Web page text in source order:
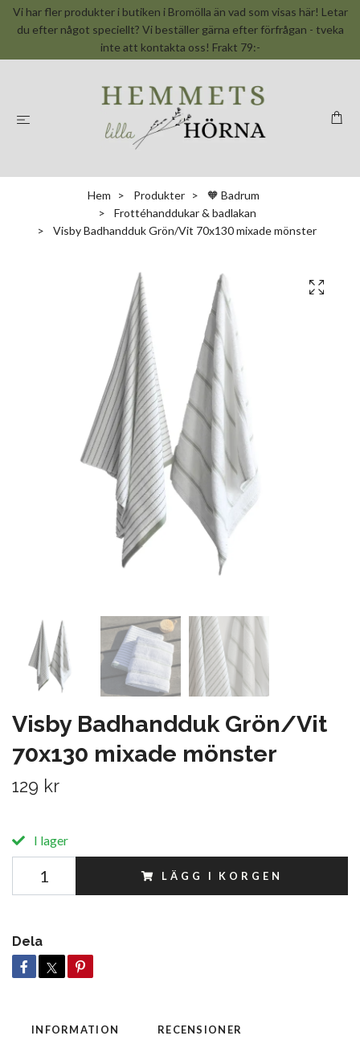
Vi har fler produkter i butiken i Bromölla än vad som visas här! Letar
du efter något speciellt? Vi beställer gärna efter förfrågan - tveka
inte att kontakta oss! Frakt 79:-
Hem Produkter
🧡 Badrum
Frottéhanddukar & badlakan
Visby Badhandduk Grön/Vit 70x130 mixade mönster
Visby Badhandduk Grön/Vit
70x130 mixade mönster
129 kr
I lager
LÄGG I KORGEN
Dela
INFORMATION RECENSIONER